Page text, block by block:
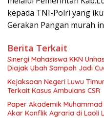
kepada TNI-Polri yang
Gerakan Pangan murah
Berita Terkait
Sinergi Mahasiswa KKN
Diajak Ubah Sampah Jadi
Kejaksaan Negeri Luwu Timur Periksa Wakil
Terkait Kasus Ambulans CSR
Paper Akademik
Akar Konflik Agraria di Laoli